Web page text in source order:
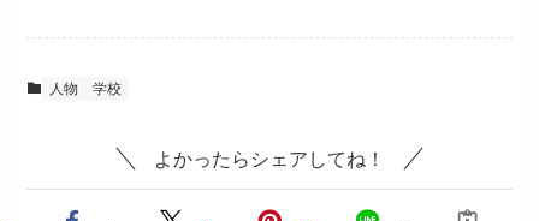
人物 学校
よかったらシェアしてね！